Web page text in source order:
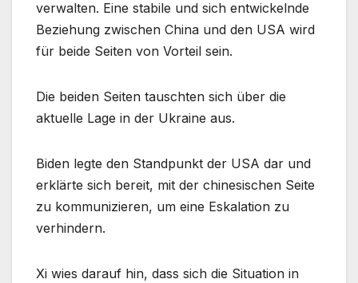
verwalten. Eine stabile und sich entwickelnde
Beziehung zwischen China und den USA wird
für beide Seiten von Vorteil sein.
Die beiden Seiten tauschten sich über die
aktuelle Lage in der Ukraine aus.
Biden legte den Standpunkt der USA dar und
erklärte sich bereit, mit der chinesischen Seite
zu kommunizieren, um eine Eskalation zu
verhindern.
Xi wies darauf hin, dass sich die Situation in